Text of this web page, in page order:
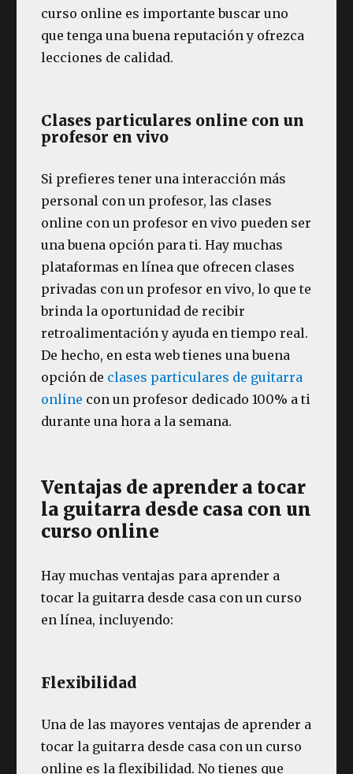
curso online es importante buscar uno
que tenga una buena reputación y ofrezca
lecciones de calidad.
Clases particulares online con un
profesor en vivo
Si prefieres tener una interacción más
personal con un profesor, las clases
online con un profesor en vivo pueden ser
una buena opción para ti. Hay muchas
plataformas en línea que ofrecen clases
privadas con un profesor en vivo, lo que te
brinda la oportunidad de recibir
retroalimentación y ayuda en tiempo real.
De hecho, en esta web tienes una buena
opción de clases particulares de guitarra
online con un profesor dedicado 100% a ti
durante una hora a la semana.
Ventajas de aprender a tocar
la guitarra desde casa con un
curso online
Hay muchas ventajas para aprender a
tocar la guitarra desde casa con un curso
en línea, incluyendo:
Flexibilidad
Una de las mayores ventajas de aprender a
tocar la guitarra desde casa con un curso
online es la flexibilidad. No tienes que